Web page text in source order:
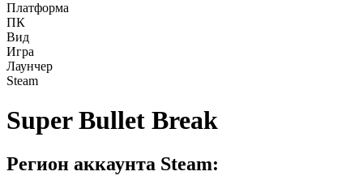
Платформа
ПК
Вид
Игра
Лаунчер
Steam
Super Bullet Break
Регион аккаунта Steam: